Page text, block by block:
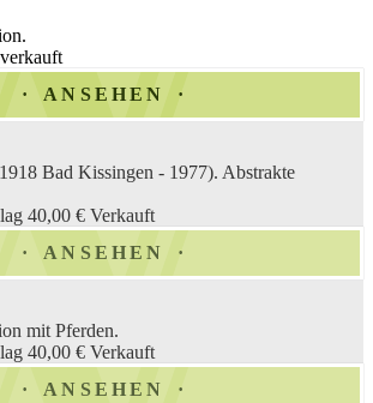
ANSEHEN
Bad Kissingen - 1977). Abstrakte
40,00 € Verkauft
ANSEHEN
mit Pferden.
40,00 € Verkauft
ANSEHEN